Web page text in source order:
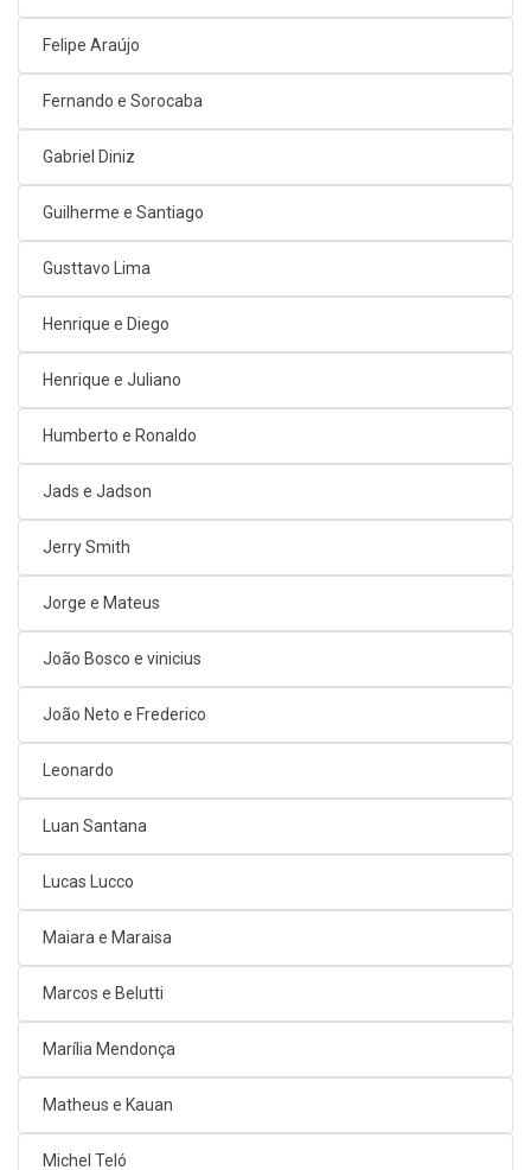
Felipe Araújo
Fernando e Sorocaba
Gabriel Diniz
Guilherme e Santiago
Gusttavo Lima
Henrique e Diego
Henrique e Juliano
Humberto e Ronaldo
Jads e Jadson
Jerry Smith
Jorge e Mateus
João Bosco e vinicius
João Neto e Frederico
Leonardo
Luan Santana
Lucas Lucco
Maiara e Maraisa
Marcos e Belutti
Marília Mendonça
Matheus e Kauan
Michel Teló